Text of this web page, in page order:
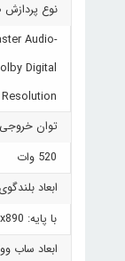
نوع پردازش
Audio-
Digital
Resolution
توان خروجی
520 وات
ابعاد
با پایه: 119x65x890میلیمتر
ابعاد ساب